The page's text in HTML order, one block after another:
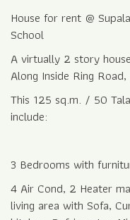
kitchen, Refrigerator,
2 cars, Exterminator 3
Lease
- *Promotion Rate*
month.
baht
Facility